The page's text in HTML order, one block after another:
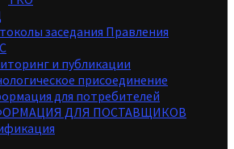
заседания Правления
и публикации
присоединение
для потребителей
ДЛЯ ПОСТАВЩИКОВ